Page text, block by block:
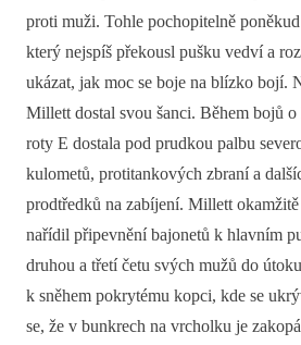
proti muži. Tohle pochopitelně
který nejspíš překousl pušku vedví a
ukázat, jak moc se boje na blízko bojí.
Millett dostal svou šanci. Během bojů
roty E dostala pod prudkou palbu
kulometů, protitankových zbraní a
prodtředků na zabíjení. Millett
nařídil připevnění bajonetů k hlavním
druhou a třetí četu svých mužů do
k sněhem pokrytému kopci, kde se
se, že v bunkrech na vrcholku je